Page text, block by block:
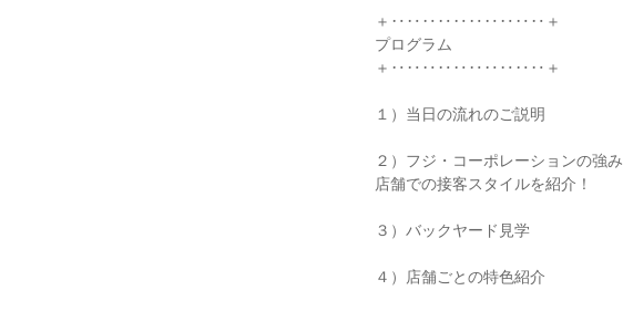
＋‥‥‥‥‥‥‥‥‥‥＋
プログラム
＋‥‥‥‥‥‥‥‥‥‥＋
１）当日の流れのご説明
２）フジ・コーポレーションの強み
店舗での接客スタイルを紹介！
３）バックヤード見学
４）店舗ごとの特色紹介